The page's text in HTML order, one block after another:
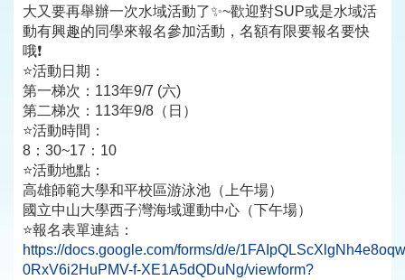
大又要再舉辦一次水域活動了✨~歡迎對SUP或是水域活
動有興趣的同學來報名參加活動，名額有限要報名要快
哦❗
⭐活動日期：
第一梯次：113年9/7 (六)
第二梯次：113年9/8（日）
⭐活動時間：
8：30~17：10
⭐活動地點：
高雄師範大學和平校區游泳池（上午場）
國立中山大學西子灣海域運動中心（下午場）
⭐報名表單連結：
https://docs.google.com/forms/d/e/
0RxV6i2HuPMV-f-XE1A5dQDuNg/viewform?